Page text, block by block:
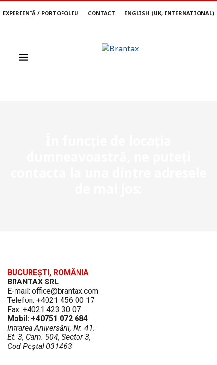
EXPERIENȚĂ / PORTOFOLIU CONTACT ENGLISH (UK, INTERNATIONAL)
BUCUREȘTI, ROMÂNIA
BRANTAX SRL
E-mail: office@brantax.com
Telefon: +4021 456 00 17
Fax: +4021 423 30 07
Mobil: +40751 072 684
Intrarea Aniversării, Nr. 41,
Et. 3, Cam. 504, Sector 3,
Cod Poștal 031463